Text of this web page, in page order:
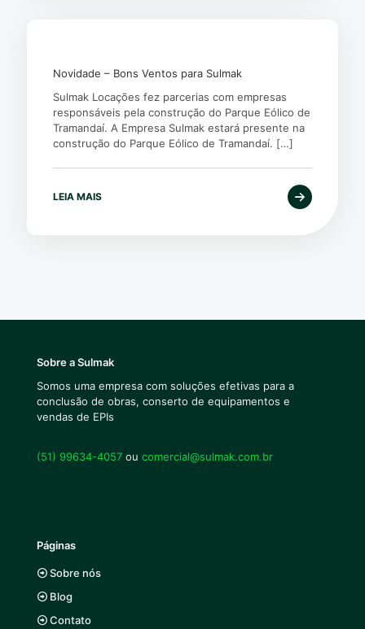
Novidade – Bons Ventos para Sulmak
Sulmak Locações fez parcerias com empresas
responsáveis pela construção do Parque Eólico de
Tramandaí. A Empresa Sulmak estará presente na
construção do Parque Eólico de Tramandaí. […]
LEIA MAIS
Sobre a Sulmak
Somos uma empresa com soluções efetivas para a
conclusão de obras, conserto de equipamentos e
vendas de EPIs
(51) 99634-4057 ou comercial@sulmak.com.br
Páginas
Sobre nós
Blog
Contato